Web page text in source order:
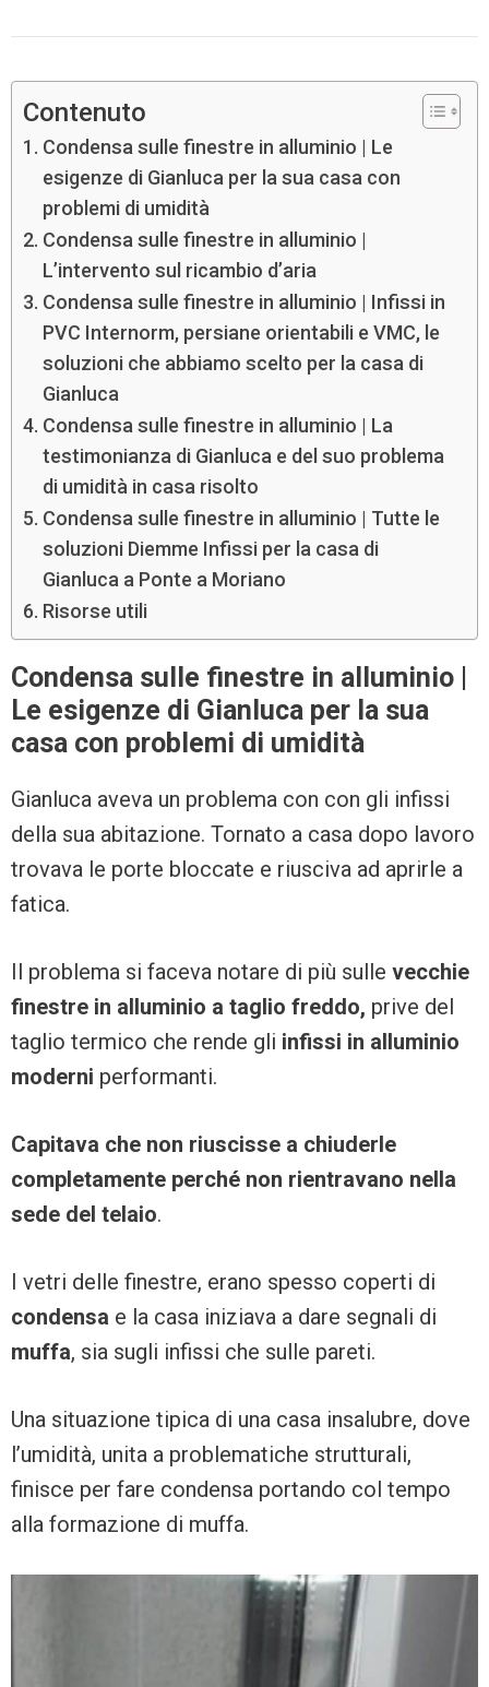
Contenuto
Condensa sulle finestre in alluminio | Le
esigenze di Gianluca per la sua casa con
problemi di umidità
Condensa sulle finestre in alluminio |
L’intervento sul ricambio d’aria
Condensa sulle finestre in alluminio | Infissi in
PVC Internorm, persiane orientabili e VMC, le
soluzioni che abbiamo scelto per la casa di
Gianluca
Condensa sulle finestre in alluminio | La
testimonianza di Gianluca e del suo problema
di umidità in casa risolto
Condensa sulle finestre in alluminio | Tutte le
soluzioni Diemme Infissi per la casa di
Gianluca a Ponte a Moriano
Risorse utili
Condensa sulle finestre in alluminio |
Le esigenze di Gianluca per la sua
casa con problemi di umidità
Gianluca aveva un problema con con gli infissi
della sua abitazione. Tornato a casa dopo lavoro
trovava le porte bloccate e riusciva ad aprirle a
fatica.
Il problema si faceva notare di più sulle vecchie
finestre in alluminio a taglio freddo, prive del
taglio termico che rende gli infissi in alluminio
moderni performanti.
Capitava che non riuscisse a chiuderle
completamente perché non rientravano nella
sede del telaio.
I vetri delle finestre, erano spesso coperti di
condensa e la casa iniziava a dare segnali di
muffa, sia sugli infissi che sulle pareti.
Una situazione tipica di una casa insalubre, dove
l’umidità, unita a problematiche strutturali,
finisce per fare condensa portando col tempo
alla formazione di muffa.